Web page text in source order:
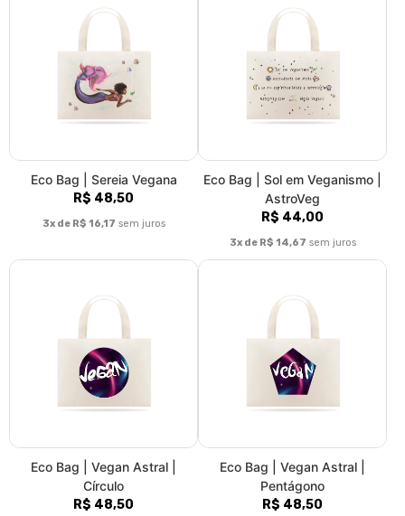
Círculo
R$ 48,50
3x de R$ 16,17sem juros
Pentágono
R$ 48,50
3x de R$ 16,17sem juros
AstroVeg
R$ 44,00
3x de R$ 14,67sem juros
Power | Color
R$ 48,50
3x de R$ 16,17sem juros